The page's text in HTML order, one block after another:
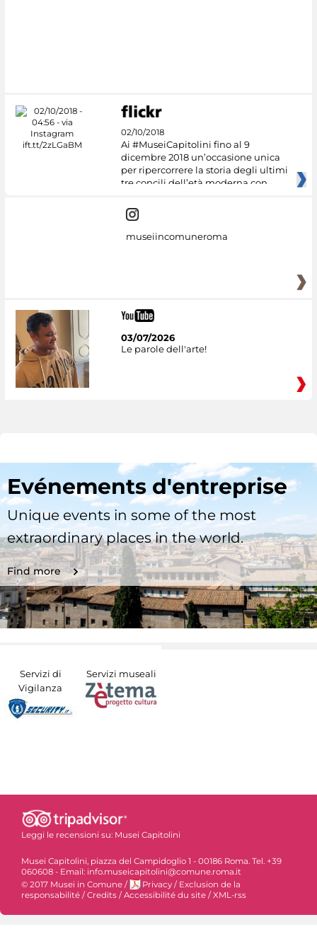
02/10/2018
Ai #MuseiCapitolini fino al 9
dicembre 2018 un’occasione unica
per ripercorrere la storia degli ultimi
tre concili dell’età moderna con
museiincomuneroma
03/07/2026
Le parole dell'arte!
Evénements d'entreprise
Unique events in some of the most
extraordinary places in the world.
Find more
Servizi di
Vigilanza
Servizi museali
Leggi le recensioni su: Musei Capitolini
Musei Capitolini, piazza del Campidoglio 1 - 00186 Roma. Tel. +39
060608 - Email: info.museicapitolini@comune.roma.it
© 2017 Musei in Comune / Privacy / Exclusion de la
responsabilité /Credits /Accessibilité du site /XML-rss